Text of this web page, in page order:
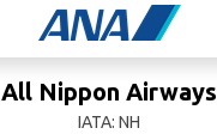
All Nippon Airways
IATA: NH